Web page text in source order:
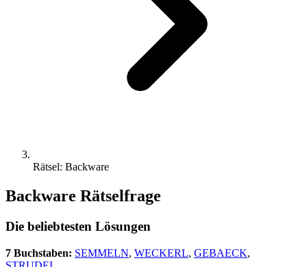
Rätsel: Backware
Backware Rätselfrage
Die beliebtesten Lösungen
7 Buchstaben: SEMMELN, WECKERL, GEBAECK,